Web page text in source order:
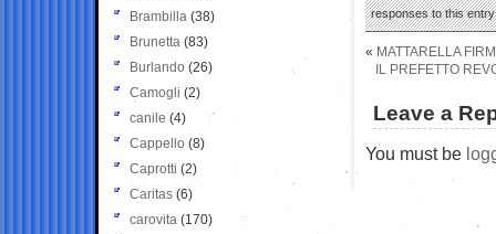
responses to this
« MATTARELLA
IL PREFETTO
Leave a
You must be
Brambilla (38)
Brunetta (83)
Burlando (26)
Camogli (2)
canile (4)
Cappello (8)
Caprotti (2)
Caritas (6)
carovita (170)